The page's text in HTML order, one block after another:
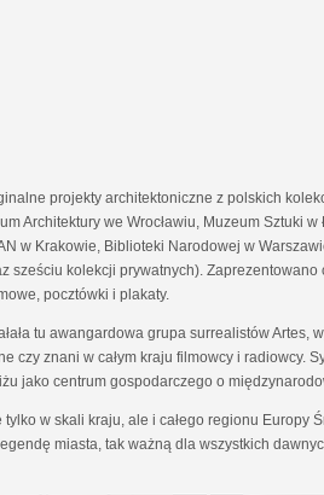
projekty architektoniczne z polskich
Architektury we Wrocławiu, Muzeum Sztuki
w Krakowie, Biblioteki Narodowej w
kolekcji prywatnych).
pocztówki i plakaty.
tu awangardowa grupa surrealistów Artes,
czy znani w całym kraju filmowcy i radiowcy.
jako centrum gospodarczego o
w skali kraju, ale i całego regionu Europy
miasta, tak ważną dla wszystkich